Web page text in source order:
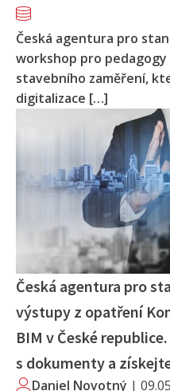
Česká agentura pro
workshop pro
stavebního zaměření,
digitalizace […]
Česká agentura pro
výstupy z opatření
BIM v České
s dokumenty a
Daniel Novotný |